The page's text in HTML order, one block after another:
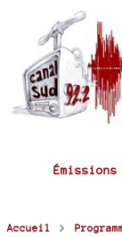
Accueil >